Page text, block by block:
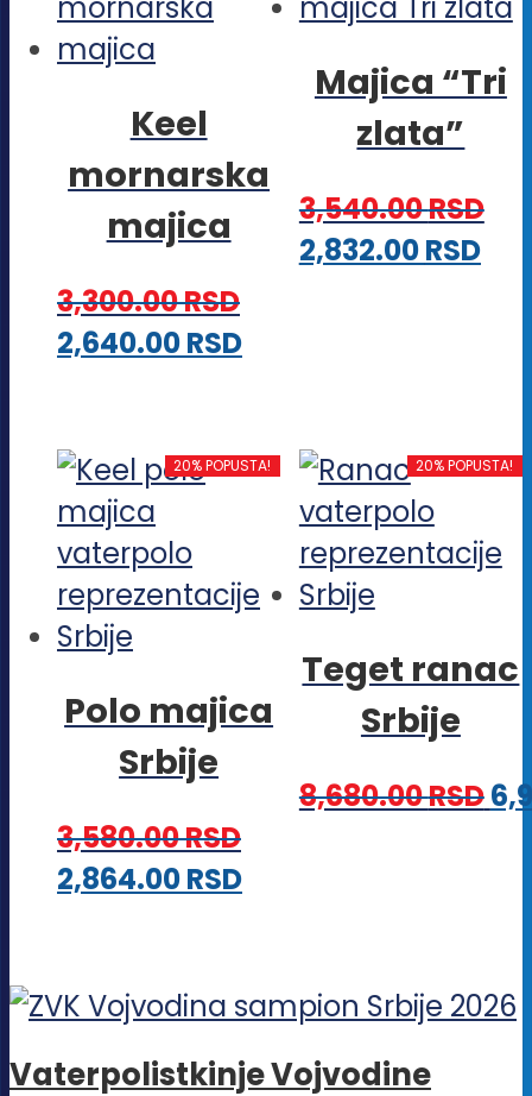
izabrane
stranici
proizvoda.
na
Keel
mornarska
majica
3,300.00RSD
2,640.00RSDOvaj
više
varijanti.
Opcije
mogu
izabrane
na
proizvoda.
Majica “Tri
zlata”
3,540.00RSD
2,832.00RSD
biti
20% POPUSTA!
Polo majica
Srbije
3,580.00RSD
2,864.00RSDOvaj
više
Opcije
20% POPUSTA!
Teget ranac
Srbije
8,680.00RSD
Vaterpolistkinje Vojvodine